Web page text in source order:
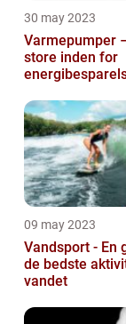
30 may 2023
Varmepumper
store inden for
09 may 2023
Vandsport - En
de bedste
vandet